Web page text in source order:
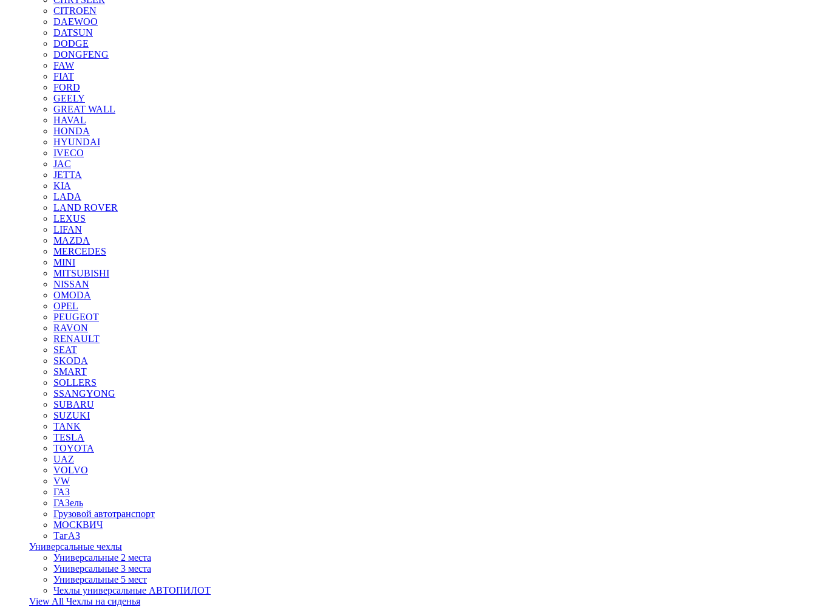
CITROEN
DAEWOO
DATSUN
DODGE
DONGFENG
FAW
FIAT
FORD
GEELY
GREAT WALL
HAVAL
HONDA
HYUNDAI
IVECO
JAC
JETTA
KIA
LADA
LAND ROVER
LEXUS
LIFAN
MAZDA
MERCEDES
MINI
MITSUBISHI
NISSAN
OMODA
OPEL
PEUGEOT
RAVON
RENAULT
SEAT
SKODA
SMART
SOLLERS
SSANGYONG
SUBARU
SUZUKI
TANK
TESLA
TOYOTA
UAZ
VOLVO
VW
ГАЗ
ГАЗель
Грузовой автотранспорт
МОСКВИЧ
ТагАЗ
Универсальные чехлы
Универсальные 2 места
Универсальные 3 места
Универсальные 5 мест
Чехлы универсальные АВТОПИЛОТ
View All Чехлы на сиденья